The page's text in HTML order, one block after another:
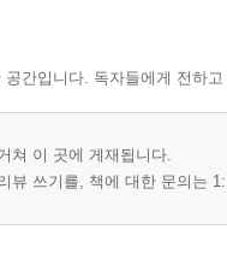
간입니다. 독자들에게 전하
쳐 이 곳에 게재됩니다.
뷰 쓰기를, 책에 대한 문의는